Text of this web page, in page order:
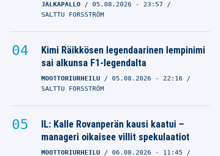
JALKAPALLO 05.08.2026 - 23:57
SALTTU FORSSTRÖM
Kimi Räikkösen legendaarinen lempinimi
sai alkunsa F1-legendalta
MOOTTORIURHEILU 05.08.2026 - 22:16
SALTTU FORSSTRÖM
IL: Kalle Rovanperän kausi kaatui –
manageri oikaisee villit spekulaatiot
MOOTTORIURHEILU 06.08.2026 - 11:45